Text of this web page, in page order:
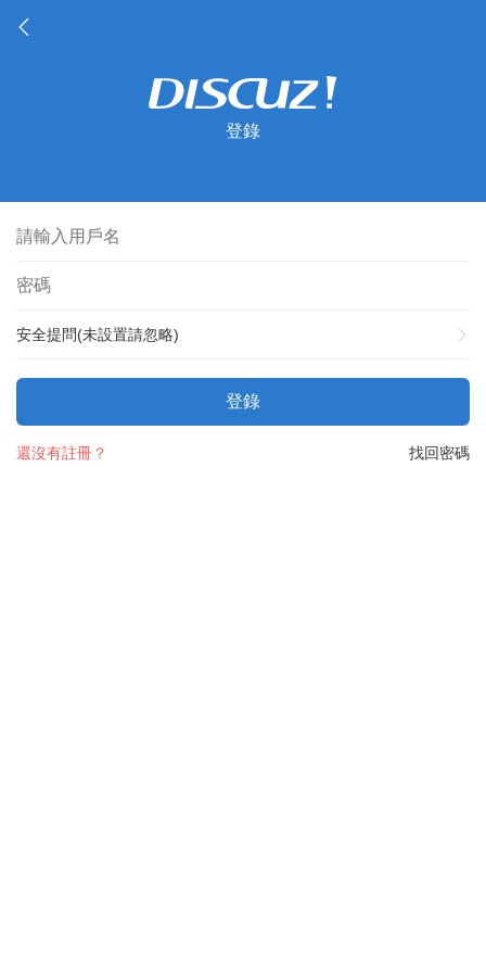
登錄
安全提問(未設置請忽略)
登錄
找回密碼
還沒有註冊？